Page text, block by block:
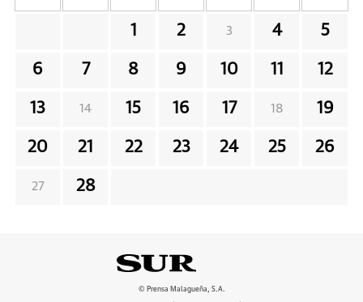
1 2 3 4 5
6 7 8 9 10 11 12
13 14 15 16 17 18 19
20 21 22 23 24 25 26
27 28
© Prensa Malagueña, S.A.